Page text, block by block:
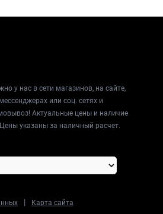
у нас в сети магазинов, на сайте,
или соц. сетях и
Актуальные цены и наличие
указаны за наличный расчет.
| Карта сайта